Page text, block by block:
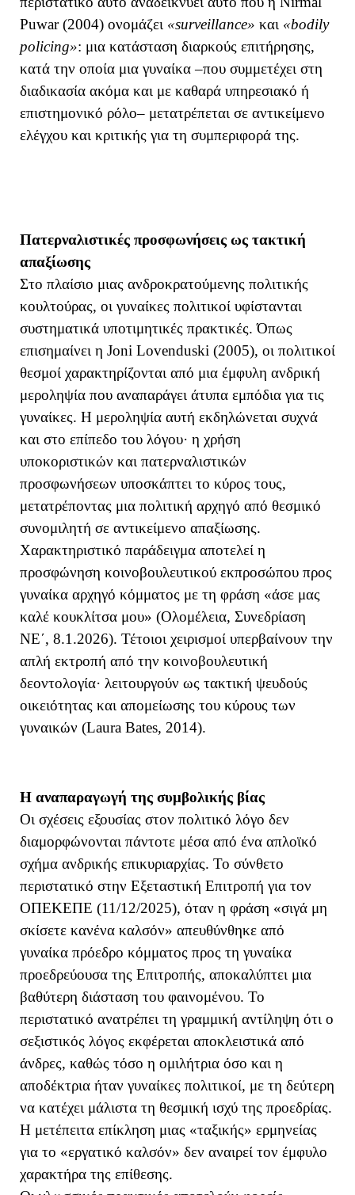
Puwar (2004) ονομάζει «surveillance» και «bodily
policing»: μια κατάσταση διαρκούς επιτήρησης,
κατά την οποία μια γυναίκα –που συμμετέχει στη
διαδικασία ακόμα και με καθαρά υπηρεσιακό ή
επιστημονικό ρόλο– μετατρέπεται σε αντικείμενο
ελέγχου και κριτικής για τη συμπεριφορά της.
Πατερναλιστικές προσφωνήσεις ως τακτική
απαξίωσης
Στο πλαίσιο μιας ανδροκρατούμενης πολιτικής
κουλτούρας, οι γυναίκες πολιτικοί υφίστανται
συστηματικά υποτιμητικές πρακτικές. Όπως
επισημαίνει η Joni Lovenduski (2005), οι πολιτικοί
θεσμοί χαρακτηρίζονται από μια έμφυλη ανδρική
μεροληψία που αναπαράγει άτυπα εμπόδια για τις
γυναίκες. Η μεροληψία αυτή εκδηλώνεται συχνά
και στο επίπεδο του λόγου· η χρήση
υποκοριστικών και πατερναλιστικών
προσφωνήσεων υποσκάπτει το κύρος τους,
μετατρέποντας μια πολιτική αρχηγό από θεσμικό
συνομιλητή σε αντικείμενο απαξίωσης.
Χαρακτηριστικό παράδειγμα αποτελεί η
προσφώνηση κοινοβουλευτικού εκπροσώπου προς
γυναίκα αρχηγό κόμματος με τη φράση «άσε μας
καλέ κουκλίτσα μου» (Ολομέλεια, Συνεδρίαση
ΝΕ΄, 8.1.2026). Τέτοιοι χειρισμοί υπερβαίνουν την
απλή εκτροπή από την κοινοβουλευτική
δεοντολογία· λειτουργούν ως τακτική ψευδούς
οικειότητας και απομείωσης του κύρους των
γυναικών (Laura Bates, 2014).
Η αναπαραγωγή της συμβολικής βίας
Οι σχέσεις εξουσίας στον πολιτικό λόγο δεν
διαμορφώνονται πάντοτε μέσα από ένα απλοϊκό
σχήμα ανδρικής επικυριαρχίας. Το σύνθετο
περιστατικό στην Εξεταστική Επιτροπή για τον
ΟΠΕΚΕΠΕ (11/12/2025), όταν η φράση «σιγά μη
σκίσετε κανένα καλσόν» απευθύνθηκε από
γυναίκα πρόεδρο κόμματος προς τη γυναίκα
προεδρεύουσα της Επιτροπής, αποκαλύπτει μια
βαθύτερη διάσταση του φαινομένου. Το
περιστατικό ανατρέπει τη γραμμική αντίληψη ότι ο
σεξιστικός λόγος εκφέρεται αποκλειστικά από
άνδρες, καθώς τόσο η ομιλήτρια όσο και η
αποδέκτρια ήταν γυναίκες πολιτικοί, με τη δεύτερη
να κατέχει μάλιστα τη θεσμική ισχύ της προεδρίας.
Η μετέπειτα επίκληση μιας «ταξικής» ερμηνείας
για το «εργατικό καλσόν» δεν αναιρεί τον έμφυλο
χαρακτήρα της επίθεσης.